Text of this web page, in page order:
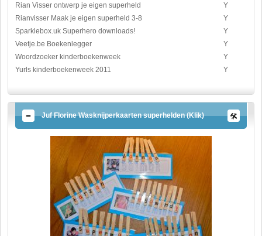
Rian Visser ontwerp je eigen superheld
Y
Rianvisser Maak je eigen superheld 3-8
Y
Sparklebox.uk Superhero downloads!
Y
Veetje.be Boekenlegger
Y
Woordzoeker kinderboekenweek
Y
Yurls kinderboekenweek 2011
Y
Juf Florine Wasknijperkaarten superhelden (Klik)